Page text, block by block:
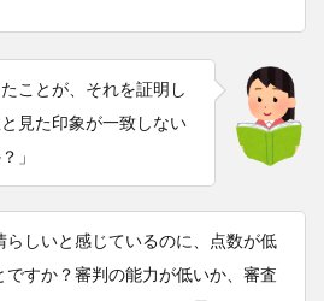
ことが、それを証明し
見た印象が一致しない
」
らしいと感じているのに、点数が低
ですか？審判の能力が低いか、審査